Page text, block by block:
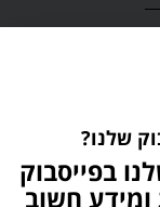
שלנו?
בפייסבוק
ומידע חשוב